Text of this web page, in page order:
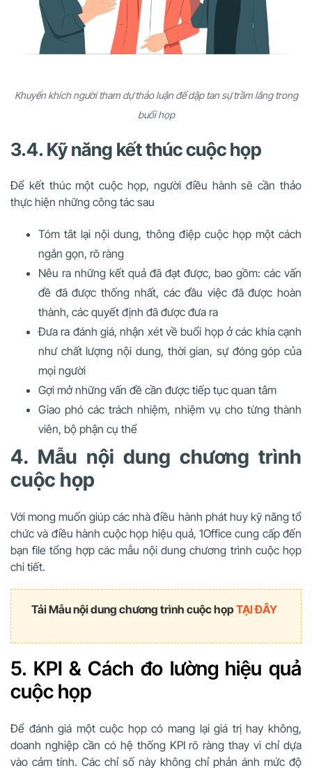
Khuyến khích người tham dự thảo luận để dập tan sự trầm lắng trong
buổi họp
3.4. Kỹ năng kết thúc cuộc họp
Để kết thúc một cuộc họp, người điều hành sẽ cần thảo
thực hiện những công tác sau
Tóm tắt lại nội dung, thông điệp cuộc họp một cách
ngắn gọn, rõ ràng
Nêu ra những kết quả đã đạt được, bao gồm: các vấn
đề đã được thống nhất, các đầu việc đã được hoàn
thành, các quyết định đã được đưa ra
Đưa ra đánh giá, nhận xét về buổi họp ở các khía cạnh
như chất lượng nội dung, thời gian, sự đóng góp của
mọi người
Gợi mở những vấn đề cần được tiếp tục quan tâm
Giao phó các trách nhiệm, nhiệm vụ cho từng thành
viên, bộ phận cụ thể
4. Mẫu nội dung chương trình
cuộc họp
Với mong muốn giúp các nhà điều hành phát huy kỹ năng tổ
chức và điều hành cuộc họp hiệu quả, 1Office cung cấp đến
bạn file tổng hợp các mẫu nội dung chương trình cuộc họp
chi tiết.
Tải Mẫu nội dung chương trình cuộc họpTẠI ĐÂY
5. KPI & Cách đo lường hiệu quả
cuộc họp
Để đánh giá một cuộc họp có mang lại giá trị hay không,
doanh nghiệp cần có hệ thống KPI rõ ràng thay vì chỉ dựa
vào cảm tính. Các chỉ số này không chỉ phản ánh mức độ